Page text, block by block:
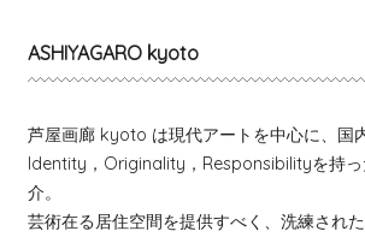
ASHIYAGARO kyoto
芦屋画廊 kyoto は現代アートを中心に、国
Identity，Originality，Responsibilityを持っ
介。
芸術在る居住空間を提供すべく、洗練され